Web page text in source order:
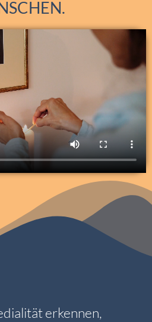
erkennen,